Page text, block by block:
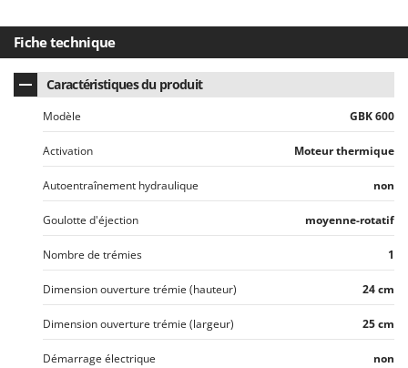
Fiche technique
Caractéristiques du produit
Modèle GBK 600
Activation Moteur thermique
Autoentraînement hydraulique non
Goulotte d'éjection moyenne-rotatif
Nombre de trémies 1
Dimension ouverture trémie (hauteur) 24 cm
Dimension ouverture trémie (largeur) 25 cm
Démarrage électrique non